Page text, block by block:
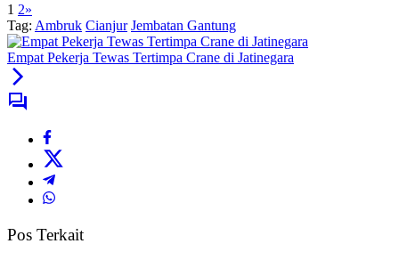
1 2»
Tag: Ambruk Cianjur Jembatan Gantung
Empat Pekerja Tewas Tertimpa Crane di Jatinegara
Pos Terkait